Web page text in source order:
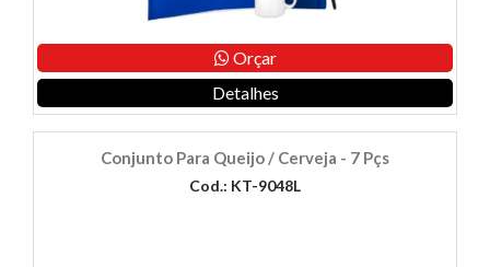
Orçar
Detalhes
Conjunto Para Queijo / Cerveja - 7 Pçs
Cod.: KT-9048L